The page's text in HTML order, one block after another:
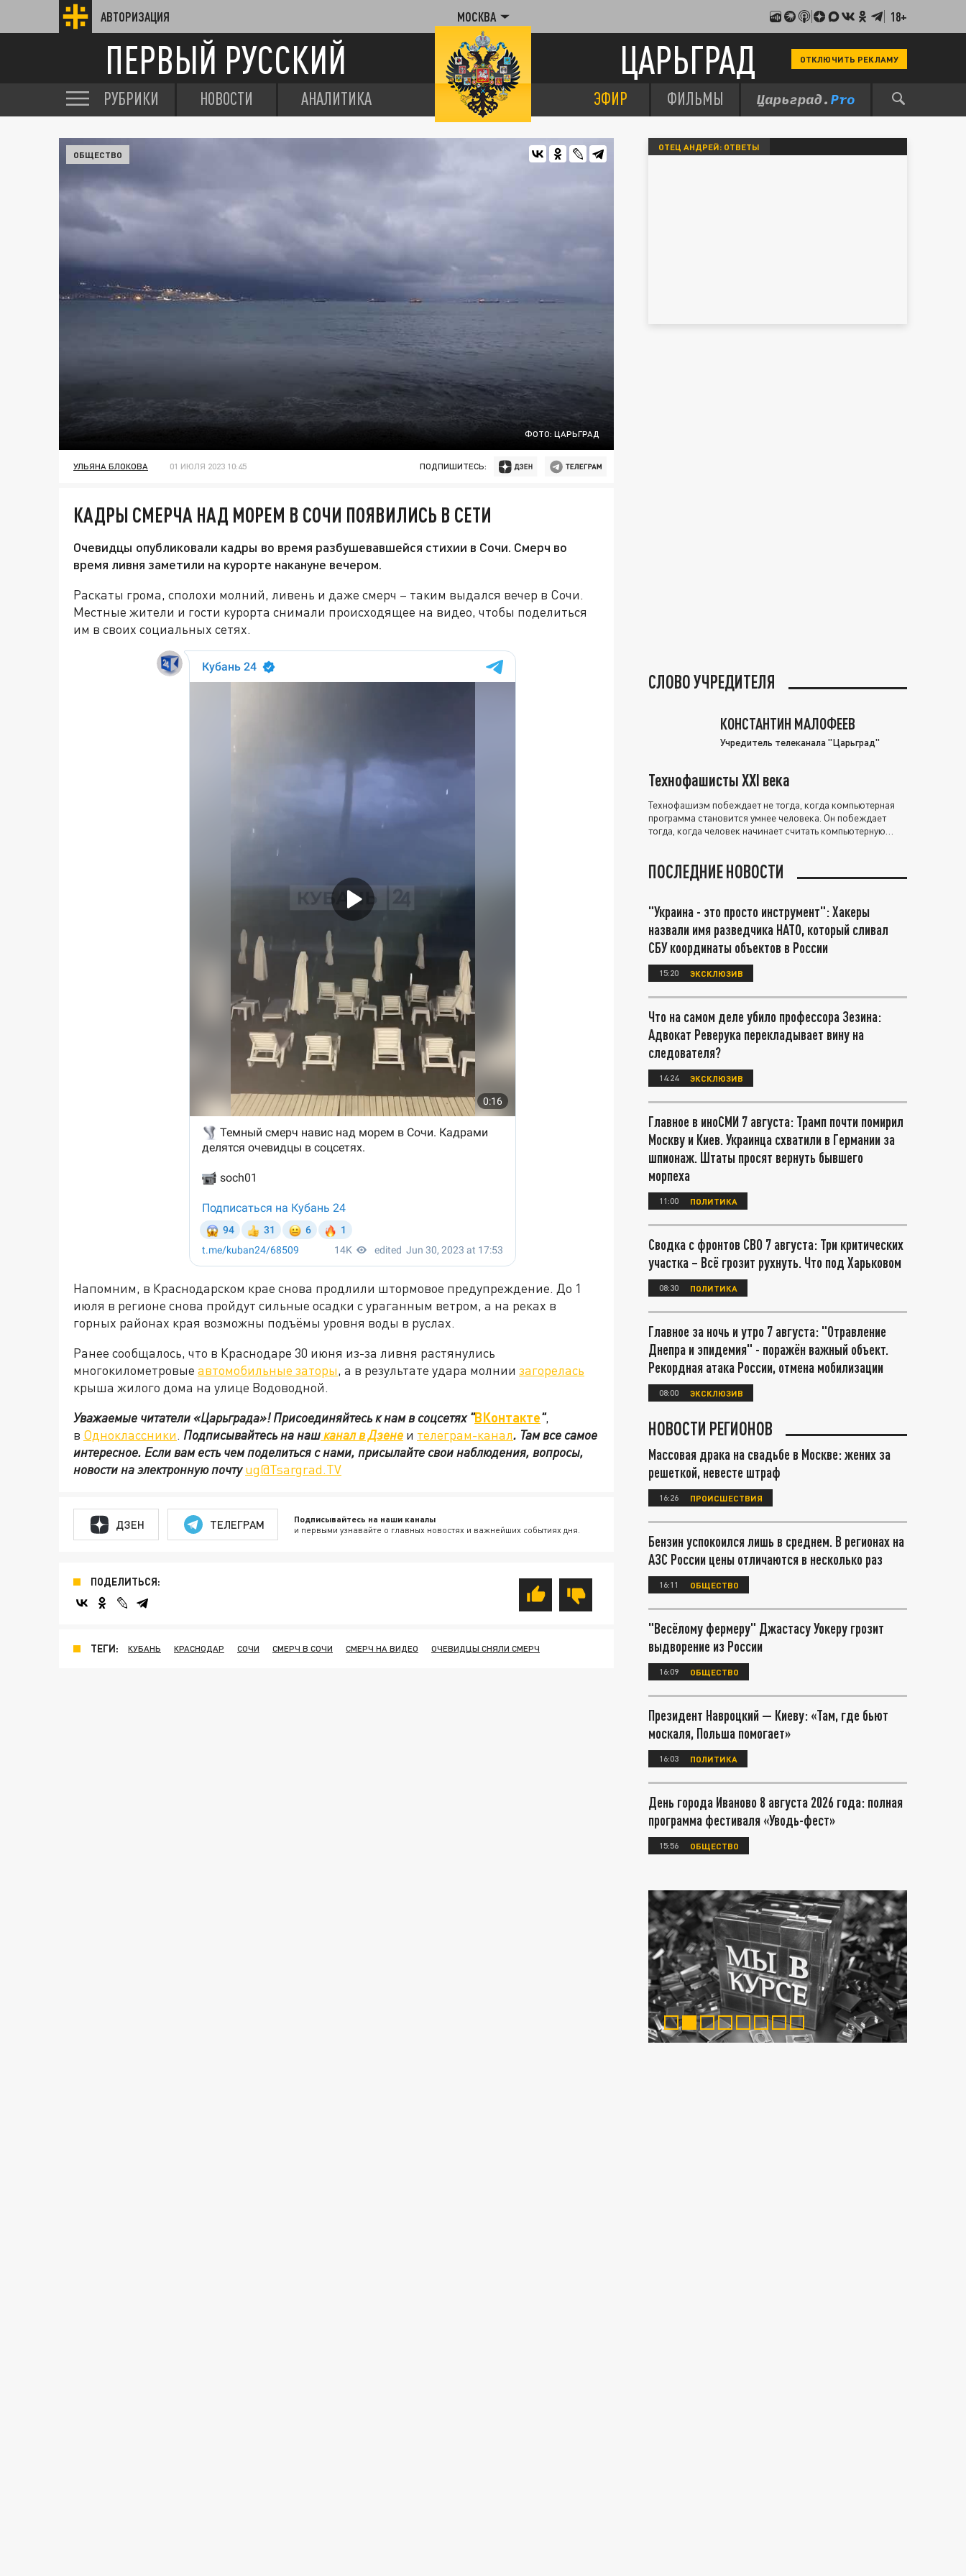
АВТОРИЗАЦИЯ МОСКВА 18+
ПЕРВЫЙ РУССКИЙ ЦАРЬГРАД ОТКЛЮЧИТЬ РЕКЛАМУ
РУБРИКИ НОВОСТИ АНАЛИТИКА ЭФИР ФИЛЬМЫ
ФОТО: ЦАРЬГРАД
ОБЩЕСТВО
УЛЬЯНА БЛОКОВА 01 ИЮЛЯ 2023 10:45 ПОДПИШИТЕСЬ:
КАДРЫ СМЕРЧА НАД МОРЕМ В СОЧИ ПОЯВИЛИСЬ В СЕТИ
Очевидцы опубликовали кадры во время разбушевавшейся стихии в Сочи. Смерч во
время ливня заметили на курорте накануне вечером.
Раскаты грома, сполохи молний, ливень и даже смерч – таким выдался вечер в Сочи.
Местные жители и гости курорта снимали происходящее на видео, чтобы поделиться
им в своих социальных сетях.
Напомним, в Краснодарском крае снова продлили штормовое предупреждение. До 1
июля в регионе снова пройдут сильные осадки с ураганным ветром, а на реках в
горных районах края возможны подъёмы уровня воды в руслах.
Ранее сообщалось, что в Краснодаре 30 июня из-за ливня растянулись
многокилометровые автомобильные заторы, а в результате удара молнии загорелась
крыша жилого дома на улице Водоводной.
Уважаемые читатели «Царьграда»!Присоединяйтесь к нам в соцсетях"ВКонтакте",
в Одноклассники. Подписывайтесь на нашканал в Дзене и телеграм-канал. Там все самое
интересное. Если вам есть чем поделиться с нами, присылайте свои наблюдения, вопросы,
новости на электронную почтуug@Tsargrad.TV
ДЗЕН ТЕЛЕГРАМ Подписывайтесь на наши каналы
и первыми узнавайте о главных новостях и важнейших событиях дня.
ПОДЕЛИТЬСЯ:
ТЕГИ: КУБАНЬ КРАСНОДАР СОЧИ СМЕРЧ В СОЧИ СМЕРЧ НА ВИДЕО ОЧЕВИДЦЫ СНЯЛИ СМЕРЧ
ОТЕЦ АНДРЕЙ: ОТВЕТЫ
СЛОВО УЧРЕДИТЕЛЯ
КОНСТАНТИН МАЛОФЕЕВ
Учредитель телеканала "Царьград"
Технофашисты XXI века
Технофашизм побеждает не тогда, когда компьютерная
программа становится умнее человека. Он побеждает
тогда, когда человек начинает считать компьютерную
ПОСЛЕДНИЕ НОВОСТИ
"Украина - это просто инструмент": Хакеры
назвали имя разведчика НАТО, который сливал
СБУ координаты объектов в России
15:20 ЭКСКЛЮЗИВ
Что на самом деле убило профессора Зезина:
Адвокат Реверука перекладывает вину на
следователя?
14:24 ЭКСКЛЮЗИВ
Главное в иноСМИ 7 августа: Трамп почти помирил
Москву и Киев. Украинца схватили в Германии за
шпионаж. Штаты просят вернуть бывшего
морпеха
11:00 ПОЛИТИКА
Сводка с фронтов СВО 7 августа: Три критических
участка – Всё грозит рухнуть. Что под Харьковом
08:30 ПОЛИТИКА
Главное за ночь и утро 7 августа: "Отравление
Днепра и эпидемия" - поражён важный объект.
Рекордная атака России, отмена мобилизации
08:00 ЭКСКЛЮЗИВ
НОВОСТИ РЕГИОНОВ
Массовая драка на свадьбе в Москве: жених за
решеткой, невесте штраф
16:26 ПРОИСШЕСТВИЯ
Бензин успокоился лишь в среднем. В регионах на
АЗС России цены отличаются в несколько раз
16:11 ОБЩЕСТВО
"Весёлому фермеру" Джастасу Уокеру грозит
выдворение из России
16:09 ОБЩЕСТВО
Президент Навроцкий — Киеву: «Там, где бьют
москаля, Польша помогает»
16:03 ПОЛИТИКА
День города Иваново 8 августа 2026 года: полная
программа фестиваля «Уводь-фест»
15:56 ОБЩЕСТВО